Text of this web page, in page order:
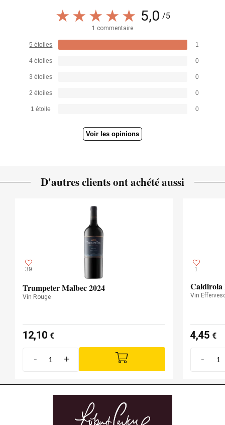
5,0 /5
1 commentaire
5 étoiles 1
4 étoiles 0
3 étoiles 0
2 étoiles 0
1 étoile 0
Voir les opinions
D'autres clients ont achété aussi
39
Trumpeter Malbec 2024
Vin Rouge
12,10 €
- +
1
Caldirola
Vin
4,45 €
-